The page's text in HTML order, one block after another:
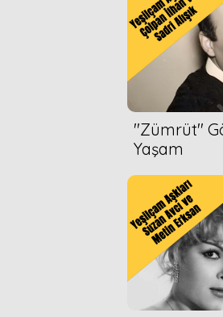
''Zümrüt''
Yaşam